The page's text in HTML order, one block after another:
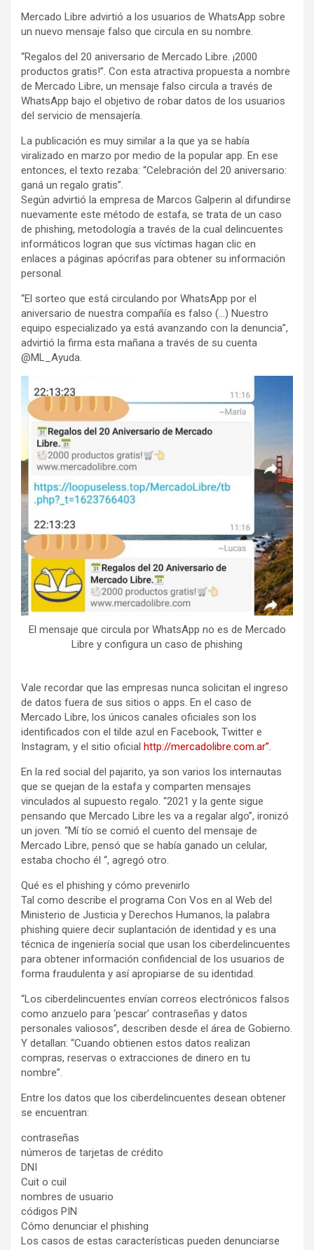
Mercado Libre advirtió a los usuarios de WhatsApp sobre
un nuevo mensaje falso que circula en su nombre.
“Regalos del 20 aniversario de Mercado Libre. ¡2000
productos gratis!”. Con esta atractiva propuesta a nombre
de Mercado Libre, un mensaje falso circula a través de
WhatsApp bajo el objetivo de robar datos de los usuarios
del servicio de mensajería.
La publicación es muy similar a la que ya se había
viralizado en marzo por medio de la popular app. En ese
entonces, el texto rezaba: “Celebración del 20 aniversario:
ganá un regalo gratis”.
Según advirtió la empresa de Marcos Galperin al difundirse
nuevamente este método de estafa, se trata de un caso
de phishing, metodología a través de la cual delincuentes
informáticos logran que sus víctimas hagan clic en
enlaces a páginas apócrifas para obtener su información
personal.
“El sorteo que está circulando por WhatsApp por el
aniversario de nuestra compañía es falso (…) Nuestro
equipo especializado ya está avanzando con la denuncia”,
advirtió la firma esta mañana a través de su cuenta
@ML_Ayuda.
El mensaje que circula por WhatsApp no es de Mercado
Libre y configura un caso de phishing
Vale recordar que las empresas nunca solicitan el ingreso
de datos fuera de sus sitios o apps. En el caso de
Mercado Libre, los únicos canales oficiales son los
identificados con el tilde azul en Facebook, Twitter e
Instagram, y el sitio oficial http://mercadolibre.com.ar”.
En la red social del pajarito, ya son varios los internautas
que se quejan de la estafa y comparten mensajes
vinculados al supuesto regalo. “2021 y la gente sigue
pensando que Mercado Libre les va a regalar algo”, ironizó
un joven. “Mí tío se comió el cuento del mensaje de
Mercado Libre, pensó que se había ganado un celular,
estaba chocho él “, agregó otro.
Qué es el phishing y cómo prevenirlo
Tal como describe el programa Con Vos en al Web del
Ministerio de Justicia y Derechos Humanos, la palabra
phishing quiere decir suplantación de identidad y es una
técnica de ingeniería social que usan los ciberdelincuentes
para obtener información confidencial de los usuarios de
forma fraudulenta y así apropiarse de su identidad.
“Los ciberdelincuentes envían correos electrónicos falsos
como anzuelo para ‘pescar’ contraseñas y datos
personales valiosos”, describen desde el área de Gobierno.
Y detallan: “Cuando obtienen estos datos realizan
compras, reservas o extracciones de dinero en tu
nombre”.
Entre los datos que los ciberdelincuentes desean obtener
se encuentran:
contraseñas
números de tarjetas de crédito
DNI
Cuit o cuil
nombres de usuario
códigos PIN
Cómo denunciar el phishing
Los casos de estas características pueden denunciarse